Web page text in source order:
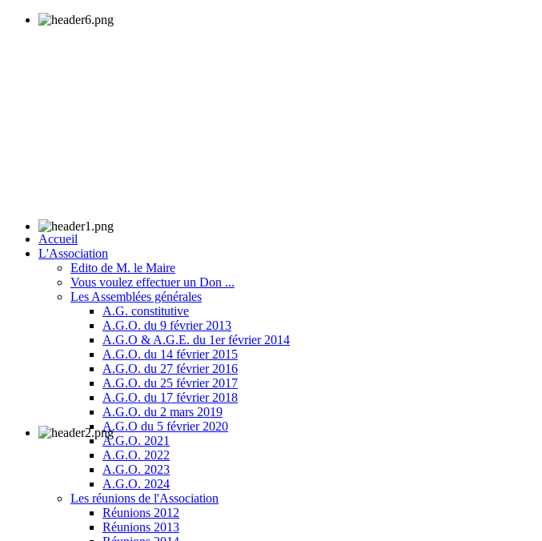
Accueil
L'Association
Edito de M. le Maire
Vous voulez effectuer un Don ...
Les Assemblées générales
A.G. constitutive
A.G.O. du 9 février 2013
A.G.O & A.G.E. du 1er février 2014
A.G.O. du 14 février 2015
A.G.O. du 27 février 2016
A.G.O. du 25 février 2017
A.G.O. du 17 février 2018
A.G.O. du 2 mars 2019
A.G.O du 5 février 2020
A.G.O. 2021
A.G.O. 2022
A.G.O. 2023
A.G.O. 2024
Les réunions de l'Association
Réunions 2012
Réunions 2013